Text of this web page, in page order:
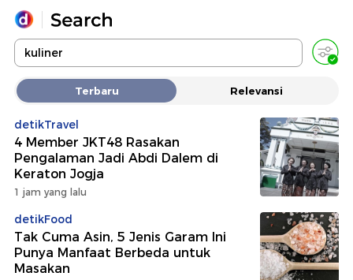
Yang sedang ramai dicari
Loading...
Promoted
Terakhir yang dicari
Terbaru Relevansi
detikTravel
4 Member JKT48 Rasakan
Pengalaman Jadi Abdi Dalem di
Keraton Jogja
1 jam yang lalu
detikFood
Tak Cuma Asin, 5 Jenis Garam Ini
Punya Manfaat Berbeda untuk
Masakan